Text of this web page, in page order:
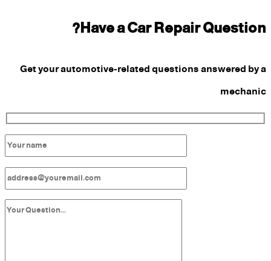
Have a Car Repair Question?
Get your automotive-related questions answered by a
mechanic